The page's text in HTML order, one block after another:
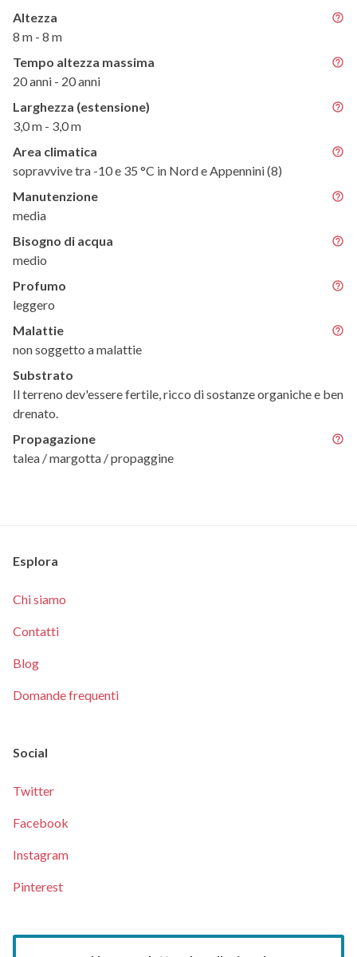
Altezza
8 m - 8 m
Tempo altezza massima
20 anni - 20 anni
Larghezza (estensione)
3,0 m - 3,0 m
Area climatica
sopravvive tra -10 e 35 °C in Nord e Appennini (8)
Manutenzione
media
Bisogno di acqua
medio
Profumo
leggero
Malattie
non soggetto a malattie
Substrato
Il terreno dev'essere fertile, ricco di sostanze organiche e ben
drenato.
Propagazione
talea / margotta / propaggine
Esplora
Chi siamo
Contatti
Blog
Domande frequenti
Social
Twitter
Facebook
Instagram
Pinterest